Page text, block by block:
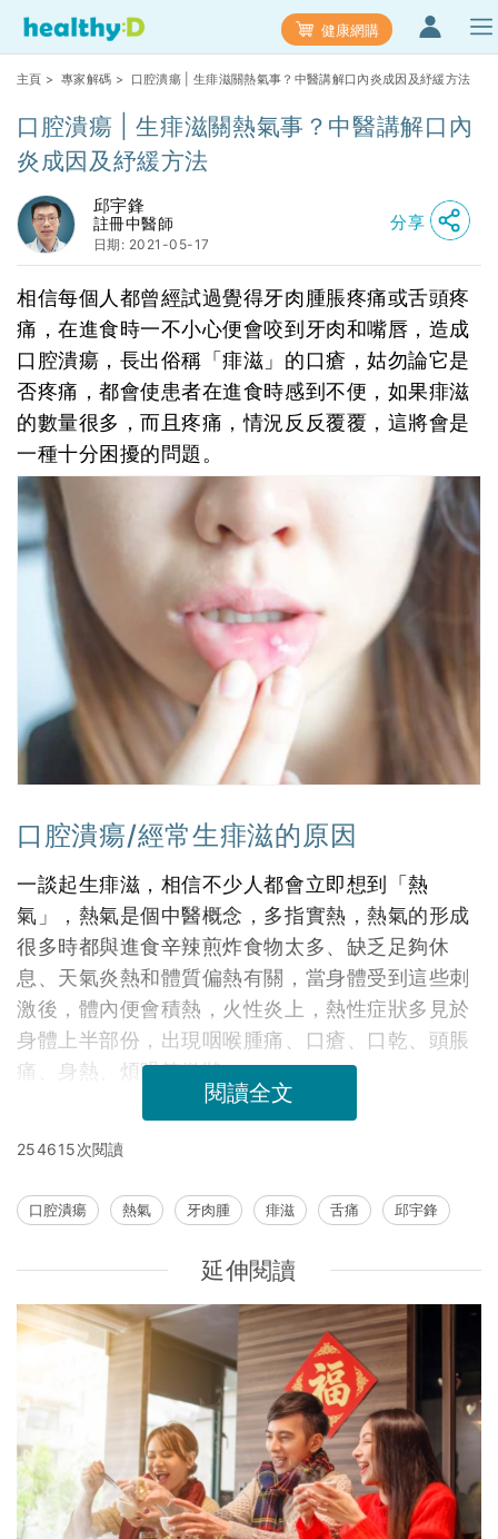
健康網購
主頁 > 專家解碼 > 口腔潰瘍 | 生痱滋關熱氣事？中醫講解口內炎成因及紓緩方法
口腔潰瘍 | 生痱滋關熱氣事？中醫講解口內
炎成因及紓緩方法
邱宇鋒
註冊中醫師
日期: 2021-05-17
分享
相信每個人都曾經試過覺得牙肉腫脹疼痛或舌頭疼
痛，在進食時一不小心便會咬到牙肉和嘴唇，造成
口腔潰瘍，長出俗稱「痱滋」的口瘡，姑勿論它是
否疼痛，都會使患者在進食時感到不便，如果痱滋
的數量很多，而且疼痛，情況反反覆覆，這將會是
一種十分困擾的問題。
口腔潰瘍/經常生痱滋的原因
一談起生痱滋，相信不少人都會立即想到「熱
氣」，熱氣是個中醫概念，多指實熱，熱氣的形成
很多時都與進食辛辣煎炸食物太多、缺乏足夠休
息、天氣炎熱和體質偏熱有關，當身體受到這些刺
激後，體內便會積熱，火性炎上，熱性症狀多見於
身體上半部份，出現咽喉腫痛、口瘡、口乾、頭脹
痛、身熱、煩躁等徵狀。
閱讀全文
254615次閱讀
口腔潰瘍 熱氣 牙肉腫 痱滋 舌痛 邱宇鋒
延伸閱讀